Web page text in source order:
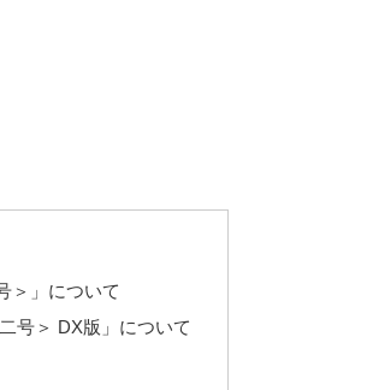
＞」について
号＞ DX版」について